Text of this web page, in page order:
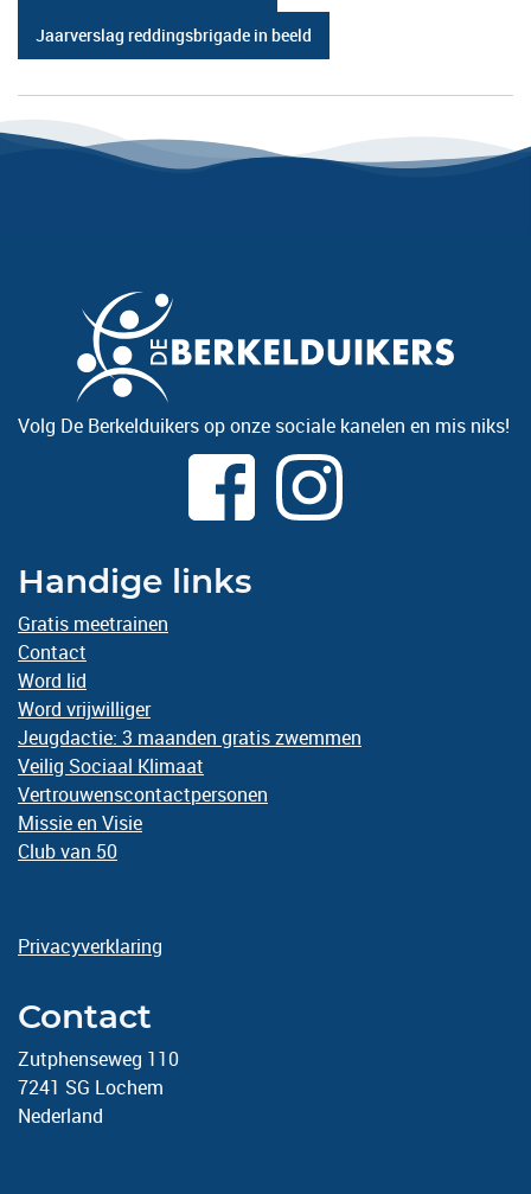
Jaarverslag reddingsbrigade in beeld
Volg De Berkelduikers op onze sociale kanelen en mis niks!
Handige links
Gratis meetrainen
Contact
Word lid
Word vrijwilliger
Jeugdactie: 3 maanden gratis zwemmen
Veilig Sociaal Klimaat
Vertrouwenscontactpersonen
Missie en Visie
Club van 50
Privacyverklaring
Contact
Zutphenseweg 110
7241 SG Lochem
Nederland